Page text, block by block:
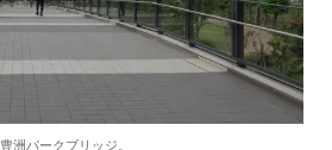
豊洲パークブリッジ。